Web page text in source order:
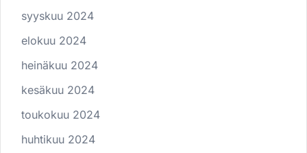
syyskuu 2024
elokuu 2024
heinäkuu 2024
kesäkuu 2024
toukokuu 2024
huhtikuu 2024